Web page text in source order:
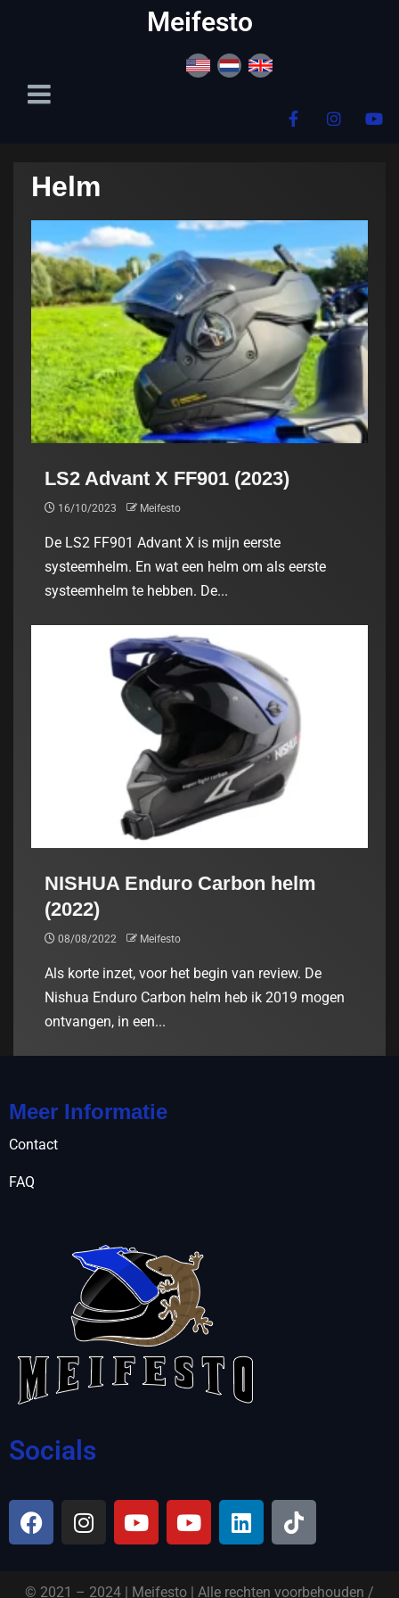
Meifesto
Helm
LS2 Advant X FF901 (2023)
16/10/2023 Meifesto
De LS2 FF901 Advant X is mijn eerste
systeemhelm. En wat een helm om als eerste
systeemhelm te hebben. De...
NISHUA Enduro Carbon helm
(2022)
08/08/2022 Meifesto
Als korte inzet, voor het begin van review. De
Nishua Enduro Carbon helm heb ik 2019 mogen
ontvangen, in een...
Meer Informatie
Contact
FAQ
Socials
© 2021 – 2024 | Meifesto | Alle rechten voorbehouden /